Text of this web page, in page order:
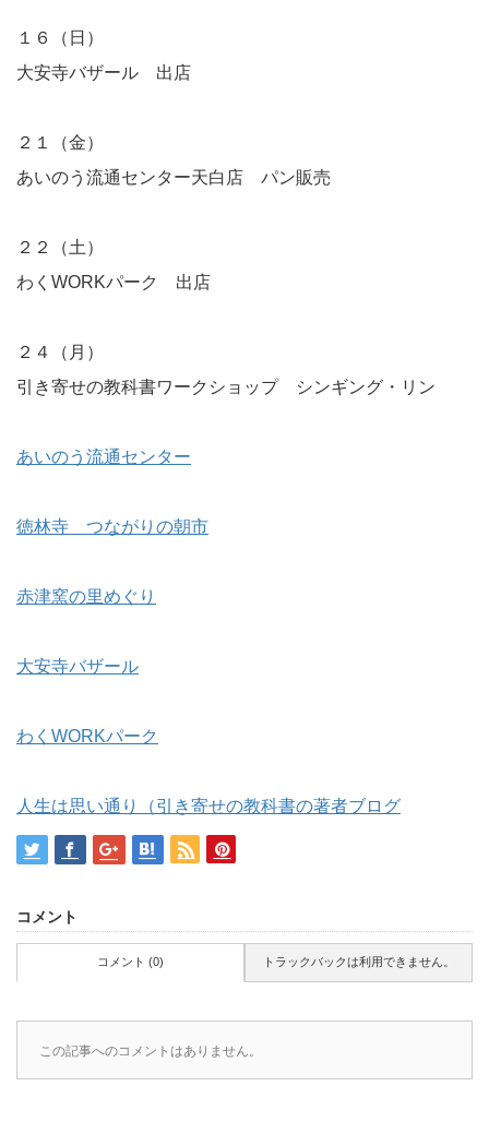
１６（日）
大安寺バザール 出店
２１（金）
あいのう流通センター天白店 パン販売
２２（土）
わくWORKパーク 出店
２４（月）
引き寄せの教科書ワークショップ シンギング・リン
あいのう流通センター
徳林寺 つながりの朝市
赤津窯の里めぐり
大安寺バザール
わくWORKパーク
人生は思い通り（引き寄せの教科書の著者ブログ
コメント
コメント (0) トラックバックは利用できません。
この記事へのコメントはありません。